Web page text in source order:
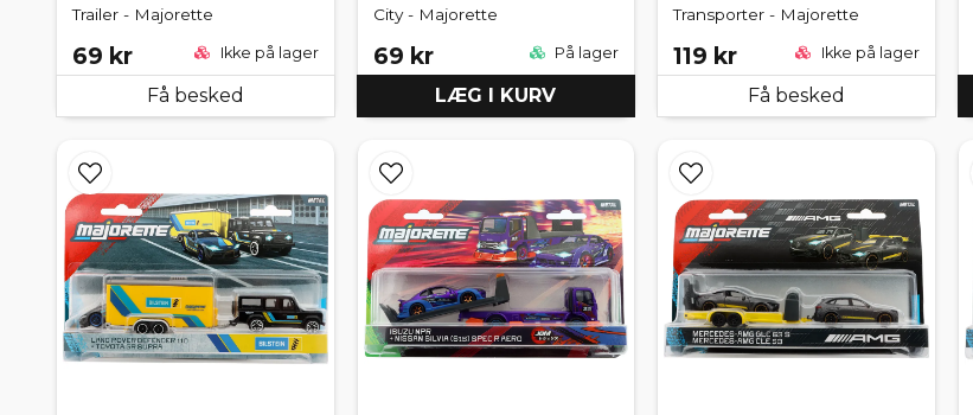
Trailer - Majorette
69 kr Ikke på lager
Få besked
City - Majorette
69 kr På lager
LÆG I KURV
Transporter - Majorette
119 kr Ikke på lager
Få besked